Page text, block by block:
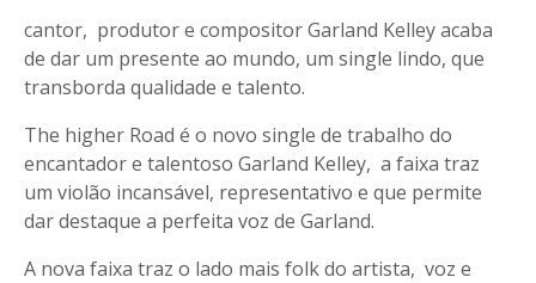
cantor, produtor e compositor Garland Kelley acaba
de dar um presente ao mundo, um single lindo, que
transborda qualidade e talento.
The higher Road é o novo single de trabalho do
encantador e talentoso Garland Kelley, a faixa traz
um violão incansável, representativo e que permite
dar destaque a perfeita voz de Garland.
A nova faixa traz o lado mais folk do artista, voz e